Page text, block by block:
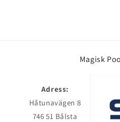
Magisk
Adress:
Håtunavägen 8
746 51 Bålsta